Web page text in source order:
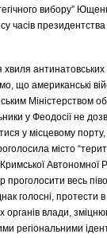
вибору”
часів
антинатовських
що американські
Міністерством
у Феодосії не
у місцевому
місто
Автономної
весь
голосні, протести в
органів влади,
регіональними